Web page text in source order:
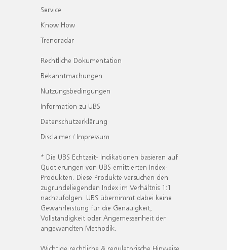
Service
Know How
Trendradar
Rechtliche Dokumentation
Bekanntmachungen
Nutzungsbedingungen
Information zu UBS
Datenschutzerklärung
Disclaimer / Impressum
* Die UBS Echtzeit- Indikationen basieren auf
Quotierungen von UBS emittierten Index-
Produkten. Diese Produkte versuchen den
zugrundeliegenden Index im Verhältnis 1:1
nachzufolgen. UBS übernimmt dabei keine
Gewährleistung für die Genauigkeit,
Vollständigkeit oder Angemessenheit der
angewandten Methodik.